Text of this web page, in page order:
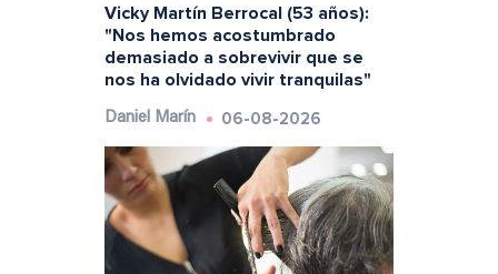
Vicky Martín Berrocal (53 años):
"Nos hemos acostumbrado
demasiado a sobrevivir que se
nos ha olvidado vivir tranquilas"
Daniel Marín 06-08-2026